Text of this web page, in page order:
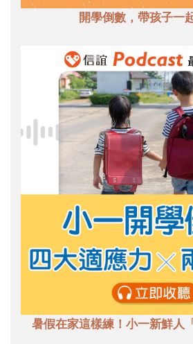
開學倒數，帶孩子一
暑假在家這樣練！小一新鮮人